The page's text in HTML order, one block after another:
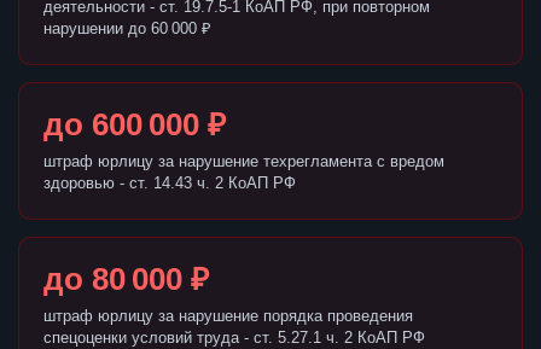
деятельности - ст. 19.7.5-1 КоАП РФ, при повторном
нарушении до 60 000 ₽
до 600 000 ₽
штраф юрлицу за нарушение техрегламента с вредом
здоровью - ст. 14.43 ч. 2 КоАП РФ
до 80 000 ₽
штраф юрлицу за нарушение порядка проведения
спецоценки условий труда - ст. 5.27.1 ч. 2 КоАП РФ